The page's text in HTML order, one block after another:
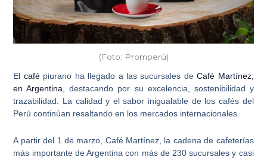
(Foto: Promperú)
El café piurano ha llegado a las sucursales deCafé Martínez,
en Argentina , destacando por su excelencia, sostenibilidad y
trazabilidad. La calidad y el sabor inigualable de los cafés del
Perú continúan resaltando en los mercados internacionales.
A partir del 1 de marzo, Café Martínez, la cadena de cafeterías
más importante de Argentina con más de 230 sucursales y casi